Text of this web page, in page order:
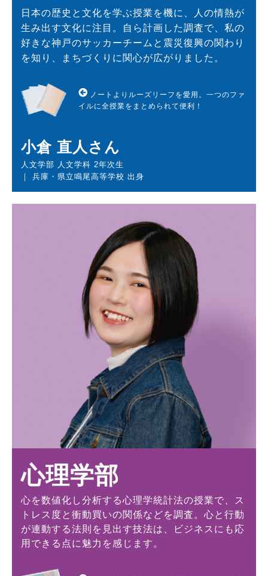
日本の歴史と文化を学ぶ授業を機に、人の情熱が
生み出す文化に注目。自ら計画した調査で、私の
好きな神戸のサッカーチームと震災復興の関わり
を知り、まちづくりに関心が広がりました。
ノートよりルーズリーフを愛用。一つのファ
イルに全授業をまとめられて便利！
小倉 直人さん
人文学部 人文学科 2年次生
｜ 兵庫・県立鳴尾高等学校 出身
心理学部
心を数値化し分析する心理学統計法の授業で、ス
トレス度と衝動買いの関係などを調査。心と行動
が連動する法則を見出す技法は、ビジネスにも応
用できる点に魅力を感じます。